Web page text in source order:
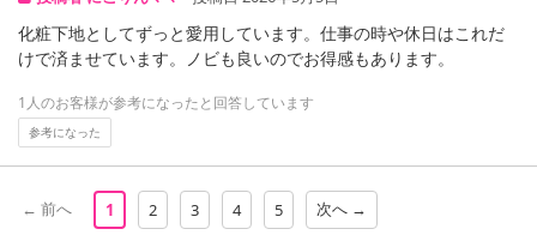
化粧下地としてずっと愛用しています。仕事の時や休日はこれだ
けで済ませています。ノビも良いのでお得感もあります。
1人のお客様が参考になったと回答しています
参考になった
← 前へ 1 2 3 4 5 次へ →